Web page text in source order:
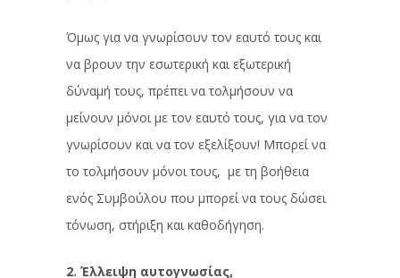
Όμως για να γνωρίσουν τον εαυτό τους και
να βρουν την εσωτερική και εξωτερική
δύναμή τους, πρέπει να τολμήσουν να
μείνουν μόνοι με τον εαυτό τους, για να τον
γνωρίσουν και να τον εξελίξουν! Μπορεί να
το τολμήσουν μόνοι τους, με τη βοήθεια
ενός Συμβούλου που μπορεί να τους δώσει
τόνωση, στήριξη και καθοδήγηση.
2. Έλλειψη αυτογνωσίας,